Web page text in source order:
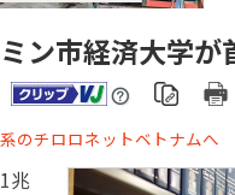
ン市経済大学が
のチロロネットベトナムへ
兆